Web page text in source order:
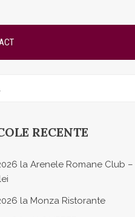
RECENTE
la Arenele Romane Club –
la Monza Ristorante